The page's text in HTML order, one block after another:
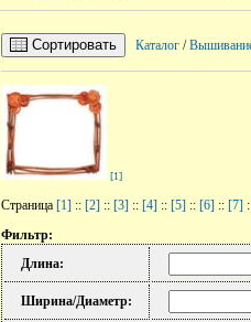
Сортировать Каталог /
[1]
Страница [1] :: [2] :: [3] :: [4] :: [5] :: [6] :: [7]
Фильтр:
Длина:
Ширина/Диаметр: